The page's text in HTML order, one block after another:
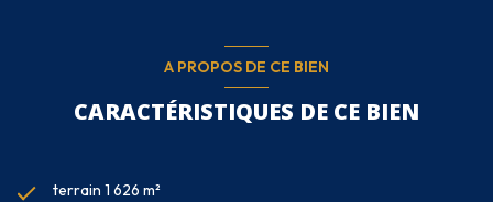
A PROPOS DE CE BIEN
CARACTÉRISTIQUES DE CE BIEN
terrain 1 626 m²